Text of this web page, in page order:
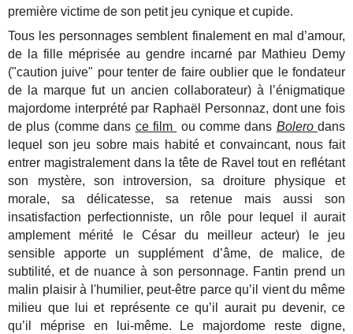
première victime de son petit jeu cynique et cupide.
Tous les personnages semblent finalement en mal d’amour,
de la fille méprisée au gendre incarné par Mathieu Demy
("caution juive" pour tenter de faire oublier que le fondateur
de la marque fut un ancien collaborateur) à l’énigmatique
majordome interprété par Raphaël Personnaz, dont une fois
de plus (comme dans ce film ou comme dans Bolero dans
lequel son jeu sobre mais habité et convaincant, nous fait
entrer magistralement dans la tête de Ravel tout en reflétant
son mystère, son introversion, sa droiture physique et
morale, sa délicatesse, sa retenue mais aussi son
insatisfaction perfectionniste, un rôle pour lequel il aurait
amplement mérité le César du meilleur acteur) le jeu
sensible apporte un supplément d’âme, de malice, de
subtilité, et de nuance à son personnage. Fantin prend un
malin plaisir à l'humilier, peut-être parce qu’il vient du même
milieu que lui et représente ce qu’il aurait pu devenir, ce
qu’il méprise en lui-même. Le majordome reste digne,